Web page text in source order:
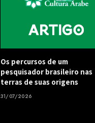
Os percursos de um
pesquisador brasileiro nas
terras de suas origens
31/07/2026